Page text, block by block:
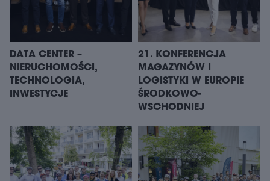
DATA CENTER –
NIERUCHOMOŚCI,
TECHNOLOGIA,
INWESTYCJE
21. KONFERENCJA
MAGAZYNÓW I
LOGISTYKI W EUROPIE
ŚRODKOWO-
WSCHODNIEJ